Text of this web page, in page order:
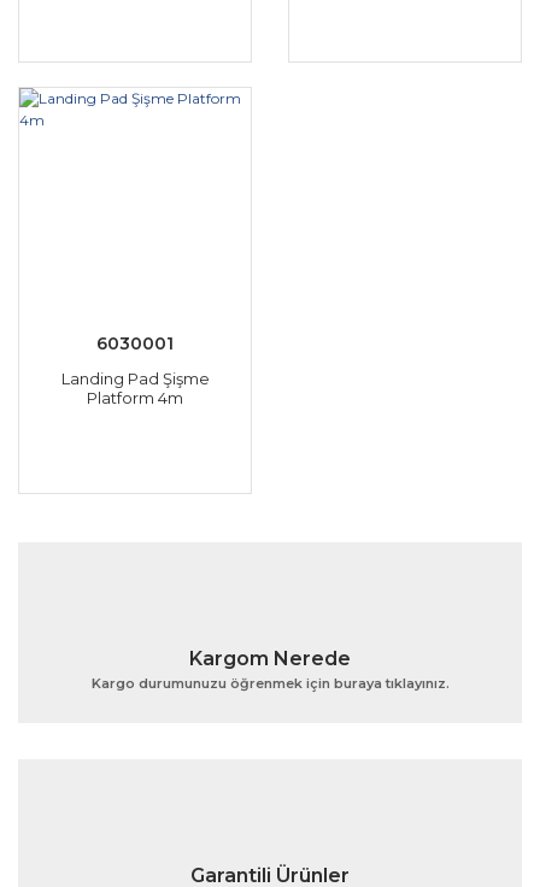
6030001
Landing Pad Şişme
Platform 4m
Kargom Nerede
Kargo durumunuzu öğrenmek için buraya tıklayınız.
Garantili Ürünler